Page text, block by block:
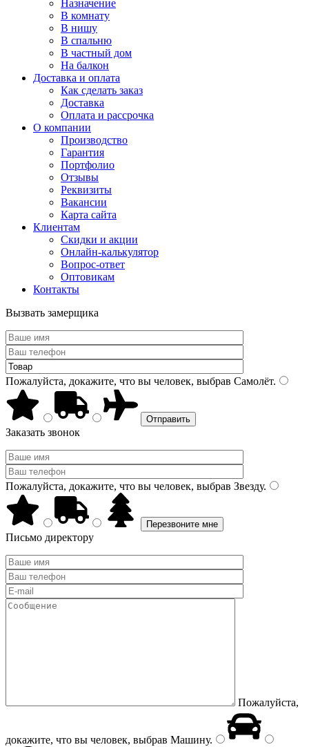
Назначение
В комнату
В нишу
В спальню
В частный дом
На балкон
Доставка и оплата
Как сделать заказ
Доставка
Оплата и рассрочка
О компании
Производство
Гарантия
Портфолио
Отзывы
Реквизиты
Вакансии
Карта сайта
Клиентам
Скидки и акции
Онлайн-калькулятор
Вопрос-ответ
Оптовикам
Контакты
Вызвать замерщика
Пожалуйста, докажите, что вы человек, выбрав Самолёт.
Заказать звонок
Пожалуйста, докажите, что вы человек, выбрав Звезду.
Письмо директору
Пожалуйста,
докажите, что вы человек, выбрав Машину.